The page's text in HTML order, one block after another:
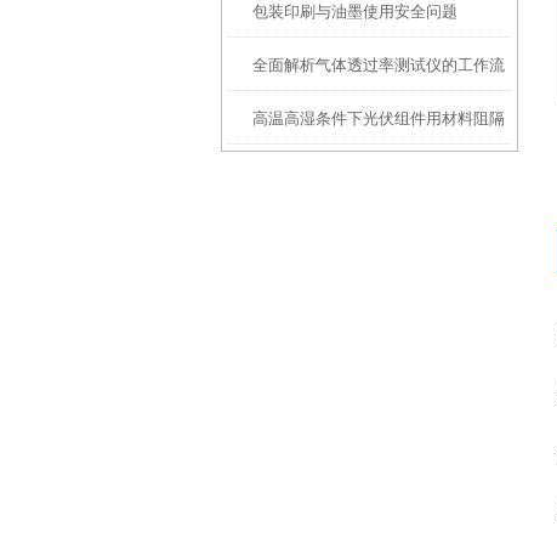
包装印刷与油墨使用安全问题
全面解析气体透过率测试仪的工作流
程与操作方法
高温高湿条件下光伏组件用材料阻隔